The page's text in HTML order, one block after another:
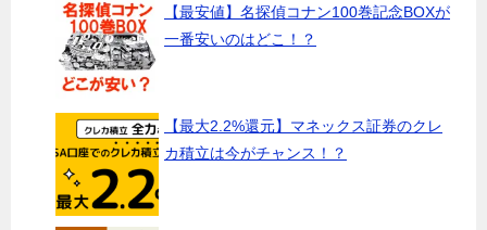
【最安値】名探偵コナン100巻記念BOXが
一番安いのはどこ！？
【最大2.2%還元】マネックス証券のクレ
カ積立は今がチャンス！？